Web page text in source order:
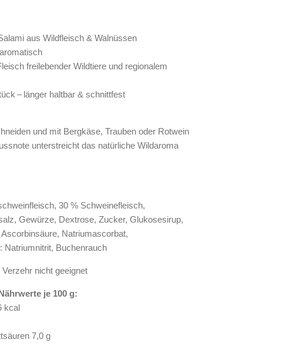
aus Wildfleisch & Walnüssen
freilebender Wildtiere und regionalem
– länger haltbar & schnittfest
und mit Bergkäse, Trauben oder Rotwein
unterstreicht das natürliche Wildaroma
30 % Schweinefleisch,
Gewürze, Dextrose, Zucker, Glukosesirup,
Natriumascorbat,
Natriumnitrit, Buchenrauch
nicht geeignet
je 100 g:
kcal
7,0 g